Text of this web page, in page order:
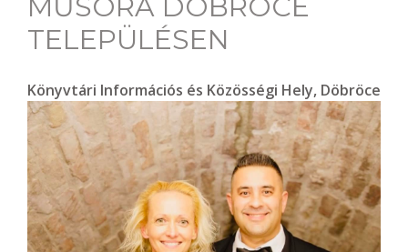
TELEPÜLÉSEN
Könyvtári Információs és Közösségi Hely, Döbröce